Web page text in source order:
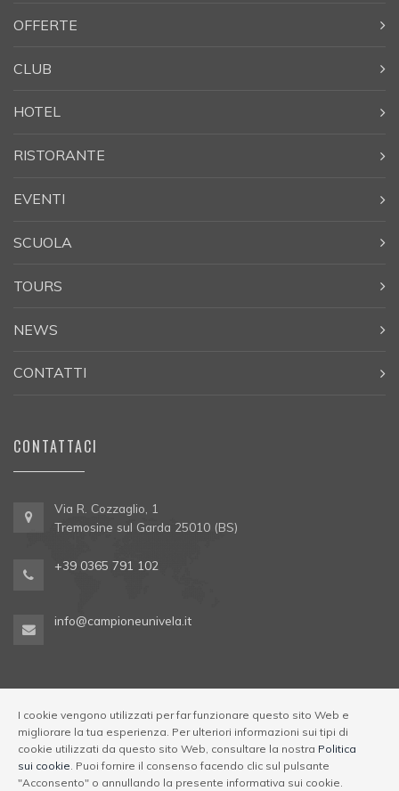
OFFERTE
CLUB
HOTEL
RISTORANTE
EVENTI
SCUOLA
TOURS
NEWS
CONTATTI
CONTATTACI
Via R. Cozzaglio, 1
Tremosine sul Garda 25010 (BS)
+39 0365 791 102
info@campioneunivela.it
© Univela Sailing Società Sportiva Dilettantistica a R.L. Codice
Regione 017189-OST-00001 | Via R. Cozzaglio, 1,
I cookie vengono utilizzati per far funzionare questo sito Web e
migliorare la tua esperienza. Per ulteriori informazioni sui tipi di
cookie utilizzati da questo sito Web, consultare la nostra Politica
sui cookie. Puoi fornire il consenso facendo clic sul pulsante
"Acconsento" o annullando la presente informativa sui cookie.